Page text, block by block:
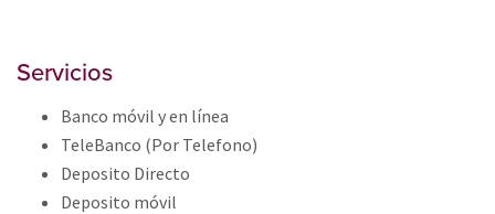
Servicios
Banco móvil y en línea
TeleBanco (Por Telefono)
Deposito Directo
Deposito móvil